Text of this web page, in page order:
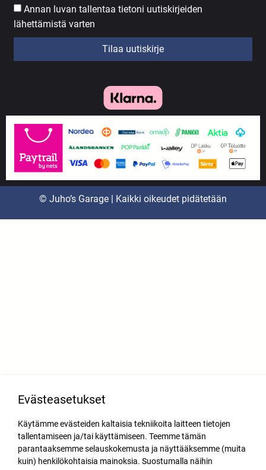
Annan luvan tallentaa tietoni uutiskirjeiden
lähettämistä varten
Tilaa uutiskirje
© Juho’s Garage | Kaikki oikeudet pidätetään
Evästeasetukset
Käytämme evästeiden kaltaisia tekniikoita laitteen tietojen
tallentamiseen ja/tai käyttämiseen. Teemme tämän
parantaaksemme selauskokemusta ja näyttääksemme (muita
kuin) henkilökohtaisia mainoksia. Suostumalla näihin